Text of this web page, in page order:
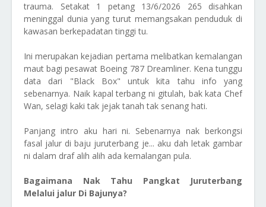
trauma. Setakat 1 petang 13/6/2026 265 disahkan
meninggal dunia yang turut memangsakan penduduk di
kawasan berkepadatan tinggi tu.
Ini merupakan kejadian pertama melibatkan kemalangan
maut bagi pesawat Boeing 787 Dreamliner. Kena tunggu
data dari "Black Box" untuk kita tahu info yang
sebenarnya. Naik kapal terbang ni gitulah, bak kata Chef
Wan, selagi kaki tak jejak tanah tak senang hati.
Panjang intro aku hari ni. Sebenarnya nak berkongsi
fasal jalur di baju juruterbang je... aku dah letak gambar
ni dalam draf alih alih ada kemalangan pula.
Bagaimana Nak Tahu Pangkat Juruterbang
Melalui jalur Di Bajunya?